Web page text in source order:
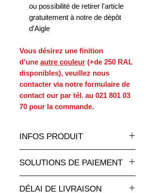
ou possibilité de retirer l'article
gratuitement à notre de dépôt
d'Aigle
Vous désirez une finition
d'une autre couleur (+de 250 RAL
disponibles), veuillez nous
contacter via notre formulaire de
contact our par tél. au 021 801 03
70 pour la commande.
INFOS PRODUIT
sculptures en résine de toutes les
tailles et à des tarifs
attractifs sur animauxenresine.ch,
SOLUTIONS DE PAIEMENT
DÉLAI DE LIVRAISON